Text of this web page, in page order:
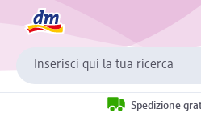
Inserisci qui la tua ricerca
Spedizione